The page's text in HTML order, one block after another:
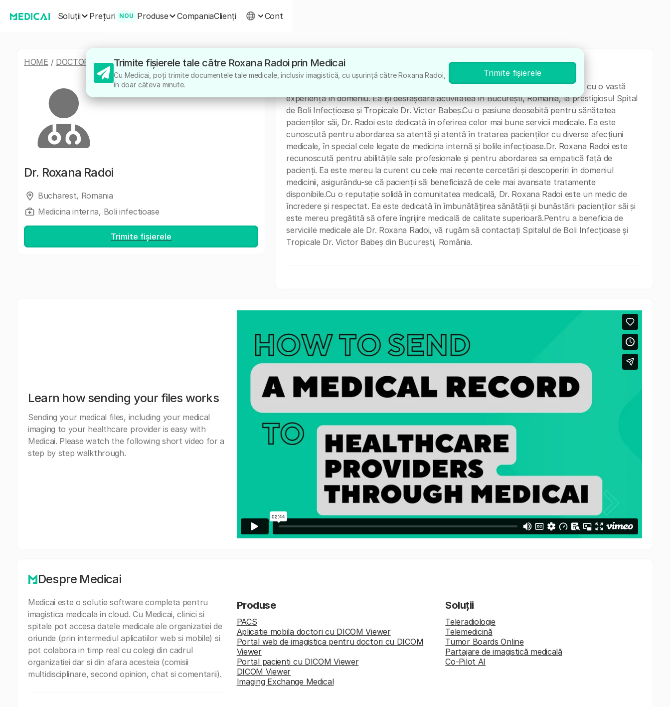
Soluții Prețuri NOU Produse CompaniaClienți Cont
HOME / DOCTORI /ROXANA RADOI
Dr. Roxana Radoi
Bucharest, Romania
Medicina interna, Boli infectioase
Trimite fișierele
Despre
Dr. Roxana Radoi este un medic specializat în Medicina interna și Boli infectioase, cu o vastă
experiență în domeniu. Ea își desfășoară activitatea în București, România, la prestigiosul Spital
de Boli Infecțioase și Tropicale Dr. Victor Babeș.Cu o pasiune deosebită pentru sănătatea
pacienților săi, Dr. Radoi este dedicată în oferirea celor mai bune servicii medicale. Ea este
cunoscută pentru abordarea sa atentă și atentă în tratarea pacienților cu diverse afecțiuni
medicale, în special cele legate de medicina internă și bolile infecțioase.Dr. Roxana Radoi este
recunoscută pentru abilitățile sale profesionale și pentru abordarea sa empatică față de
pacienți. Ea este mereu la curent cu cele mai recente cercetări și descoperiri în domeniul
medicinii, asigurându-se că pacienții săi beneficiază de cele mai avansate tratamente
disponibile.Cu o reputație solidă în comunitatea medicală, Dr. Roxana Radoi este un medic de
încredere și respectat. Ea este dedicată în îmbunătățirea sănătății și bunăstării pacienților săi și
este mereu pregătită să ofere îngrijire medicală de calitate superioară.Pentru a beneficia de
serviciile medicale ale Dr. Roxana Radoi, vă rugăm să contactați Spitalul de Boli Infecțioase și
Tropicale Dr. Victor Babeș din București, România.
Learn how sending your files works
Sending your medical files, including your medical
imaging to your healthcare provider is easy with
Medicai. Please watch the following short video for a
step by step walkthrough.
Despre Medicai
Medicai este o solutie software completa pentru
imagistica medicala in cloud. Cu Medicai, clinici si
spitale pot accesa datele medicale ale organizatiei de
oriunde (prin intermediul aplicatiilor web si mobile) si
pot colabora in timp real cu colegi din cadrul
organizatiei dar si din afara acesteia (comisii
multidisciplinare, second opinion, chat si comentarii).
Produse
PACS
Aplicatie mobila doctori cu DICOM Viewer
Portal web de imagistica pentru doctori cu DICOM
Viewer
Portal pacienti cu DICOM Viewer
DICOM Viewer
Imaging Exchange Medical
Soluții
Teleradiologie
Telemedicină
Tumor Boards Online
Partajare de imagistică medicală
Co-Pilot AI
Trimite fișierele tale către Roxana Radoi prin Medicai
Cu Medicai, poți trimite documentele tale medicale, inclusiv imagistică, cu ușurință către Roxana Radoi,
în doar câteva minute.
Trimite fișierele